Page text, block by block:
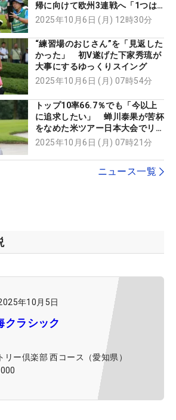
帰に向けて欧州3連戦へ「1つは
勝ちたい、特にスペイン」
2025年10月6日 (月) 12時30分
“練習場のおじさん”を「見返した
かった」 初V遂げた下家秀琉が
大事にするゆっくりスイング
2025年10月6日 (月) 07時54分
トップ10率66.7％でも「今以上
に追求したい」 蝉川泰果が苦杯
をなめた米ツアー日本大会でリベ
ンジへ
2025年10月6日 (月) 07時21分
ニュース一覧
年10月5日
クラシック
リー倶楽部 西コース（愛知県）